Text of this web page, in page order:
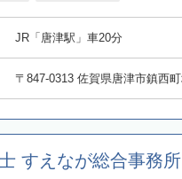
JR「唐津駅」車20分
〒847-0313 佐賀県唐津市鎮西
すえなが総合事務所